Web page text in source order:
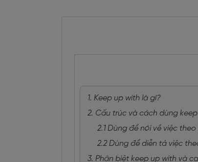
1. Keep up with là gì?
2. Cấu trúc và cách dùng
2.1 Dùng để nói về việc
2.2 Dùng để diễn tả việc
3. Phân biệt keep up with và